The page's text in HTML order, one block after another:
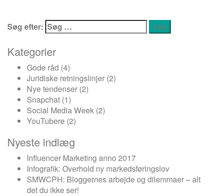
Søg efter:
Kategorier
Gode råd (4)
Juridiske retningslinjer (2)
Nye tendenser (2)
Snapchat (1)
Social Media Week (2)
YouTubere (2)
Nyeste indlæg
Influencer Marketing anno 2017
Infografik: Overhold ny markedsføringslov
SMWCPH: Bloggernes arbejde og dilemmaer – alt
det du ikke ser!